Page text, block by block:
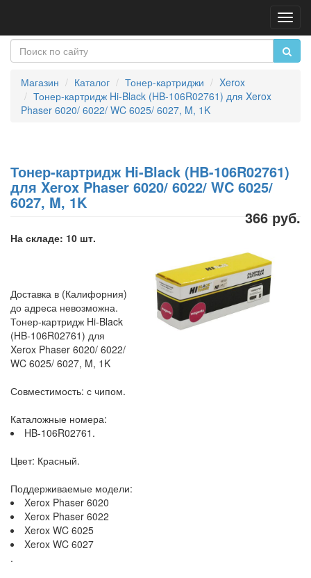
Магазин Каталог Тонер-картриджи
Xerox
Тонер-картридж Hi-Black (HB-106R02761) для Xerox
Phaser 6020/ 6022/ WC 6025/ 6027, M, 1K
Тонер-картридж Hi-Black (HB-106R02761)
для Xerox Phaser 6020/ 6022/ WC 6025/
6027, M, 1K
366 руб.
На складе: 10 шт.
Доставка в (Калифорния)
до адреса невозможна.
Тонер-картридж Hi-Black
(HB-106R02761) для
Xerox Phaser 6020/ 6022/
WC 6025/ 6027, M, 1K
Совместимость: с чипом.
Каталожные номера:
HB-106R02761.
Цвет: Красный.
Поддерживаемые модели:
Xerox Phaser 6020
Xerox Phaser 6022
Xerox WC 6025
Xerox WC 6027
.